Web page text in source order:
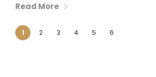
Read More
1 2 3 4 5
6